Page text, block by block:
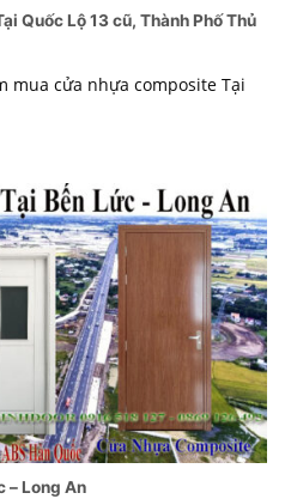
Quốc Lộ 13 cũ, Thành Phố Thủ
mua cửa nhựa composite Tại
– Long An